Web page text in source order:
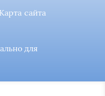
Карта сайта
для